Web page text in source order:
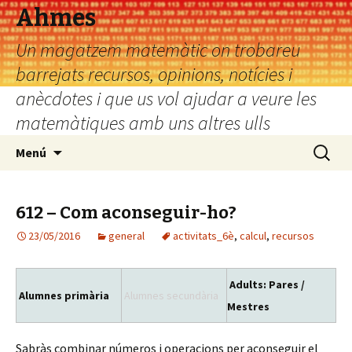
Ahmes
Un magatzem matemàtic on trobareu
barrejats recursos, opinions, notícies i
anècdotes i que us vol ajudar a veure les
matemàtiques amb uns altres ulls
Menú Cerca:
612 – Com aconseguir-ho?
23/05/2016 general activitats_6è, calcul, recursos
Alumnes primària Alumnes secundària
Adults: Pares /
Mestres
Sabràs combinar números i operacions per aconseguir el